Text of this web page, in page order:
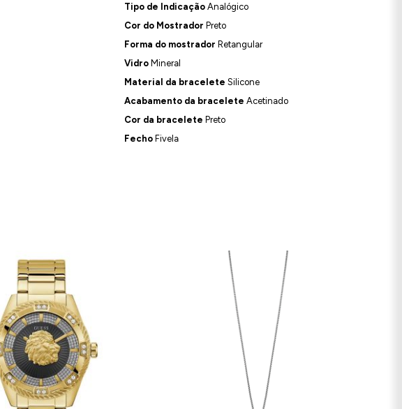
Tipo de IndicaçãoAnalógico
Cor do Mostrador Preto
Forma do mostrador Retangular
VidroMineral
Material da bracelete Silicone
Acabamento da bracelete Acetinado
Cor da bracelete Preto
FechoFivela